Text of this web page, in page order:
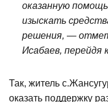
оказанную
изыскать
решения, —
Исабаев, перейдя
Так, житель
оказать поддержку